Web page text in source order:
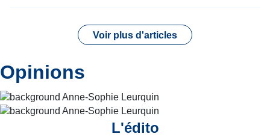
Voir plus d'articles
Opinions
L'édito